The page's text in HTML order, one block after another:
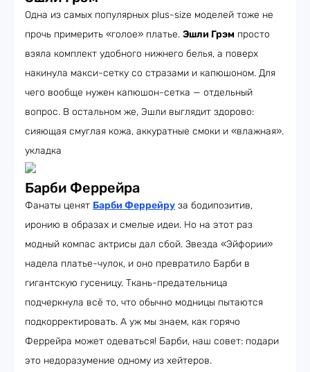
Одна из самых популярных plus-size моделей тоже не
прочь примерить «голое» платье. Эшли Грэм просто
взяла комплект удобного нижнего белья, а поверх
накинула макси-сетку со стразами и капюшоном. Для
чего вообще нужен капюшон-сетка — отдельный
вопрос. В остальном же, Эшли выглядит здорово:
сияющая смуглая кожа, аккуратные смоки и «влажная».
укладка
Барби Феррейра
Фанаты ценят Барби Феррейру за бодипозитив,
иронию в образах и смелые идеи. Но на этот раз
модный компас актрисы дал сбой. Звезда «Эйфории»
надела платье-чулок, и оно превратило Барби в
гигантскую гусеницу. Ткань-предательница
подчеркнула всё то, что обычно модницы пытаются
подкорректировать. А уж мы знаем, как горячо
Феррейра может одеваться! Барби, наш совет: подари
это недоразумение одному из хейтеров.